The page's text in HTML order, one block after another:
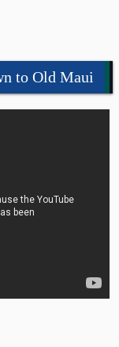
to Old Maui